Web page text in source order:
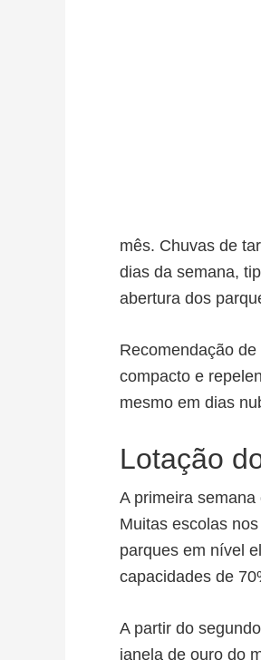
mês. Chuvas de
dias da semana,
abertura dos
Recomendação
compacto e
mesmo em dias
Lotação
A primeira
Muitas escolas
parques em nível
capacidades de
A partir do
janela de ouro do